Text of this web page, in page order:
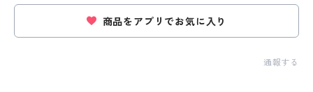
商品をアプリでお気に入り
通報する